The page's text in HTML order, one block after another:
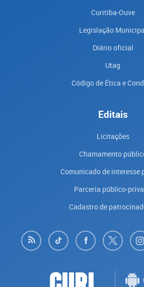
Curitiba-Ouve
Legislação
Diário oficial
Utag
Código de Ética e
Editais
Licitações
Chamamento
Comunicado de interesse
Parceria público-
Cadastro de